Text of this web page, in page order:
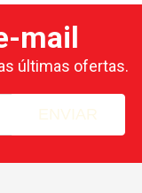
mail
últimas ofertas.
ENVIAR